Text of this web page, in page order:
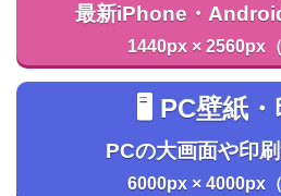
最新iPhone・
1440px × 2560px（
🖥️ PC壁紙・
PCの大画面や印
6000px × 4000px（